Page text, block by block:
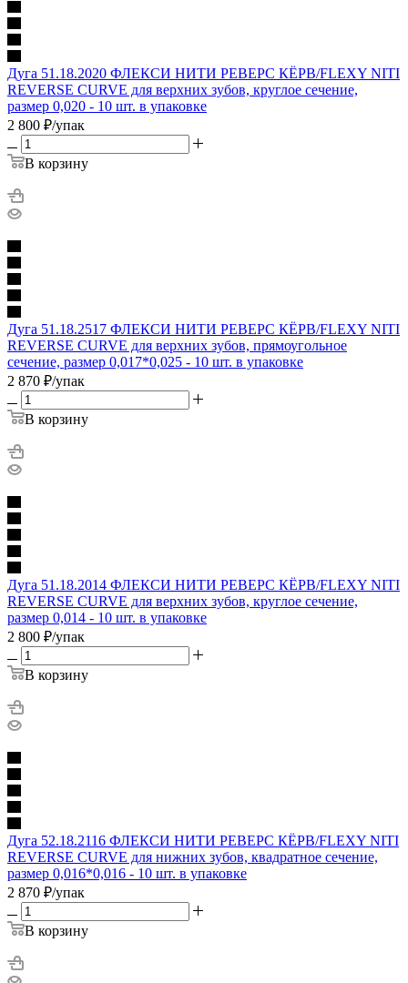
Дуга 51.18.2020 ФЛЕКСИ НИТИ РЕВЕРС КЁРВ/FLEXY NITI
REVERSE CURVE для верхних зубов, круглое сечение,
размер 0,020 - 10 шт. в упаковке
2 800 ₽/упак
В корзину
Дуга 51.18.2517 ФЛЕКСИ НИТИ РЕВЕРС КЁРВ/FLEXY NITI
REVERSE CURVE для верхних зубов, прямоугольное
сечение, размер 0,017*0,025 - 10 шт. в упаковке
2 870 ₽/упак
В корзину
Дуга 51.18.2014 ФЛЕКСИ НИТИ РЕВЕРС КЁРВ/FLEXY NITI
REVERSE CURVE для верхних зубов, круглое сечение,
размер 0,014 - 10 шт. в упаковке
2 800 ₽/упак
В корзину
Дуга 52.18.2116 ФЛЕКСИ НИТИ РЕВЕРС КЁРВ/FLEXY NITI
REVERSE CURVE для нижних зубов, квадратное сечение,
размер 0,016*0,016 - 10 шт. в упаковке
2 870 ₽/упак
В корзину